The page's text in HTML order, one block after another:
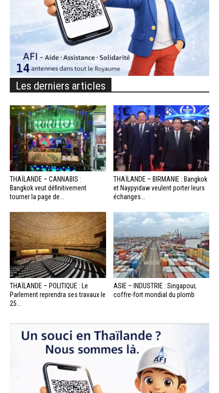
Les derniers articles
THAÏLANDE – CANNABIS :
Bangkok veut définitivement
tourner la page de...
THAÏLANDE – BIRMANIE : Bangkok
et Naypyidaw veulent porter leurs
échanges...
THAÏLANDE – POLITIQUE : Le
Parlement reprendra ses travaux le
25...
ASIE – INDUSTRIE : Singapour,
coffre-fort mondial du plomb